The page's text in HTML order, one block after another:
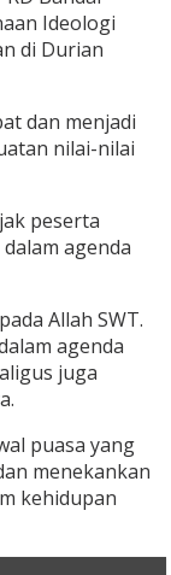
Ideologi
di Durian
dan menjadi
nilai-nilai
peserta
agenda
Allah SWT.
agenda
juga
puasa yang
menekankan
kehidupan